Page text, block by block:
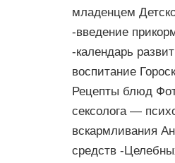
младенцем
-введение
-календарь
воспитание
Рецепты блюд
сексолога —
вскармливания
средств -